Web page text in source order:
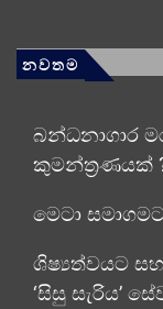
නවතම
බන්ධනාගාර
කුමන්ත්‍රණයක්
මෙටා
ශිෂ්‍යත්වයට
‘සිසු සැරිය’